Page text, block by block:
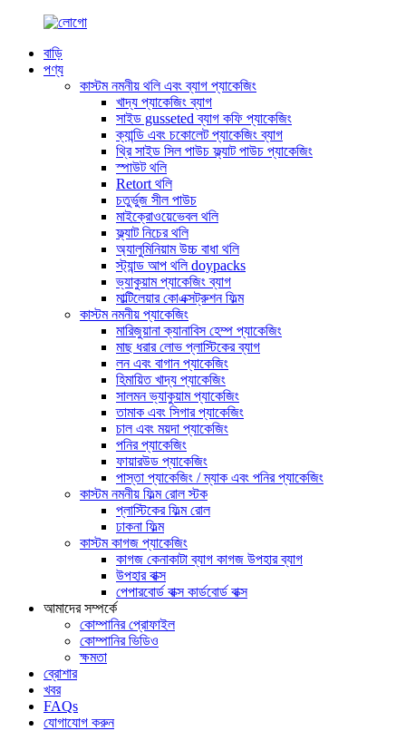
বাড়ি
পণ্য
কাস্টম নমনীয় থলি এবং ব্যাগ প্যাকেজিং
খাদ্য প্যাকেজিং ব্যাগ
সাইড gusseted ব্যাগ কফি প্যাকেজিং
ক্যান্ডি এবং চকোলেট প্যাকেজিং ব্যাগ
থ্রি সাইড সিল পাউচ ফ্ল্যাট পাউচ প্যাকেজিং
স্পাউট থলি
Retort থলি
চতুর্ভুজ সীল পাউচ
মাইক্রোওয়েভেবল থলি
ফ্ল্যাট নিচের থলি
অ্যালুমিনিয়াম উচ্চ বাধা থলি
স্ট্যান্ড আপ থলি doypacks
ভ্যাকুয়াম প্যাকেজিং ব্যাগ
মাল্টিলেয়ার কোএক্সট্রুশন ফিল্ম
কাস্টম নমনীয় প্যাকেজিং
মারিজুয়ানা ক্যানাবিস হেম্প প্যাকেজিং
মাছ ধরার লোভ প্লাস্টিকের ব্যাগ
লন এবং বাগান প্যাকেজিং
হিমায়িত খাদ্য প্যাকেজিং
সালমন ভ্যাকুয়াম প্যাকেজিং
তামাক এবং সিগার প্যাকেজিং
চাল এবং ময়দা প্যাকেজিং
পনির প্যাকেজিং
ফায়ারউড প্যাকেজিং
পাস্তা প্যাকেজিং / ম্যাক এবং পনির প্যাকেজিং
কাস্টম নমনীয় ফিল্ম রোল স্টক
প্লাস্টিকের ফিল্ম রোল
ঢাকনা ফিল্ম
কাস্টম কাগজ প্যাকেজিং
কাগজ কেনাকাটা ব্যাগ কাগজ উপহার ব্যাগ
উপহার বাক্স
পেপারবোর্ড বাক্স কার্ডবোর্ড বাক্স
আমাদের সম্পর্কে
কোম্পানির প্রোফাইল
কোম্পানির ভিডিও
ক্ষমতা
ব্রোশার
খবর
FAQs
যোগাযোগ করুন